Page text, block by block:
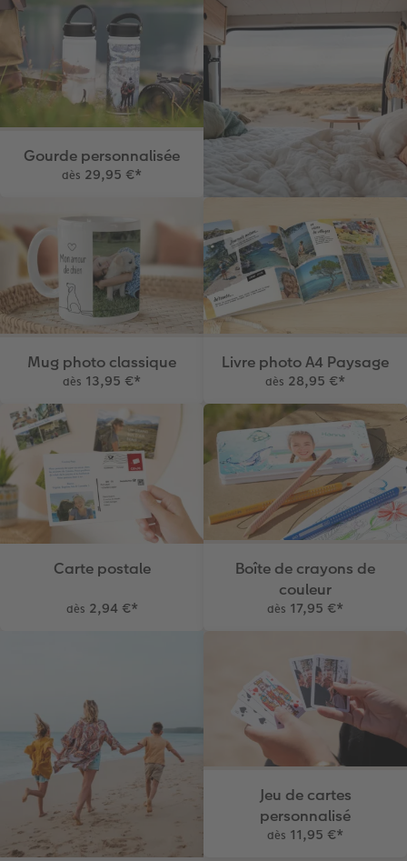
Gourde personnalisée
dès 29,95 €*
Mug photo classique
dès 13,95 €*
Livre photo A4 Paysage
dès 28,95 €*
Carte postale
dès 2,94 €*
Boîte de crayons de
couleur
dès 17,95 €*
Jeu de cartes
personnalisé
dès 11,95 €*